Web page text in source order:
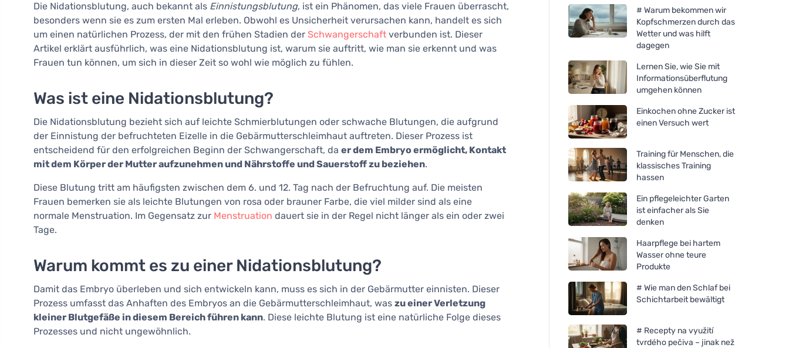
Die Nidationsblutung, auch bekannt als Einnistungsblutung, ist ein Phänomen, das viele Frauen überrascht,
besonders wenn sie es zum ersten Mal erleben. Obwohl es Unsicherheit verursachen kann, handelt es sich
um einen natürlichen Prozess, der mit den frühen Stadien der Schwangerschaft verbunden ist. Dieser
Artikel erklärt ausführlich, was eine Nidationsblutung ist, warum sie auftritt, wie man sie erkennt und was
Frauen tun können, um sich in dieser Zeit so wohl wie möglich zu fühlen.
Was ist eine Nidationsblutung?
Die Nidationsblutung bezieht sich auf leichte Schmierblutungen oder schwache Blutungen, die aufgrund
der Einnistung der befruchteten Eizelle in die Gebärmutterschleimhaut auftreten. Dieser Prozess ist
entscheidend für den erfolgreichen Beginn der Schwangerschaft, da er dem Embryo ermöglicht, Kontakt
mit dem Körper der Mutter aufzunehmen und Nährstoffe und Sauerstoff zu beziehen.
Diese Blutung tritt am häufigsten zwischen dem 6. und 12. Tag nach der Befruchtung auf. Die meisten
Frauen bemerken sie als leichte Blutungen von rosa oder brauner Farbe, die viel milder sind als eine
normale Menstruation. Im Gegensatz zur Menstruation dauert sie in der Regel nicht länger als ein oder zwei
Tage.
Warum kommt es zu einer Nidationsblutung?
Damit das Embryo überleben und sich entwickeln kann, muss es sich in der Gebärmutter einnisten. Dieser
Prozess umfasst das Anhaften des Embryos an die Gebärmutterschleimhaut, was zu einer Verletzung
kleiner Blutgefäße in diesem Bereich führen kann. Diese leichte Blutung ist eine natürliche Folge dieses
Prozesses und nicht ungewöhnlich.
# Warum bekommen wir
Kopfschmerzen durch das
Wetter und was hilft
dagegen
Lernen Sie, wie Sie mit
Informationsüberflutung
umgehen können
Einkochen ohne Zucker ist
einen Versuch wert
Training für Menschen, die
klassisches Training
hassen
Ein pflegeleichter Garten
ist einfacher als Sie
denken
Haarpflege bei hartem
Wasser ohne teure
Produkte
# Wie man den Schlaf bei
Schichtarbeit bewältigt
# Recepty na využití
tvrdého pečiva – jinak než